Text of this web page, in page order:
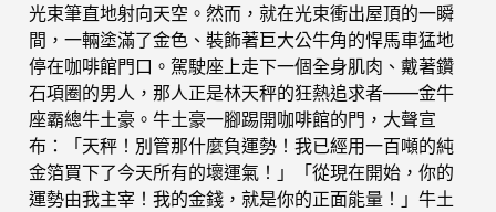
光束筆直地射向天空。然而，就在光束衝出屋頂的一瞬
間，一輛塗滿了金色、裝飾著巨大公牛角的悍馬車猛地
停在咖啡館門口。駕駛座上走下一個全身肌肉、戴著鑽
石項圈的男人，那人正是林天秤的狂熱追求者——金牛
座霸總牛土豪。牛土豪一腳踢開咖啡館的門，大聲宣
布：「天秤！別管那什麼負運勢！我已經用一百噸的純
金箔買下了今天所有的壞運氣！」「從現在開始，你的
運勢由我主宰！我的金錢，就是你的正面能量！」牛土